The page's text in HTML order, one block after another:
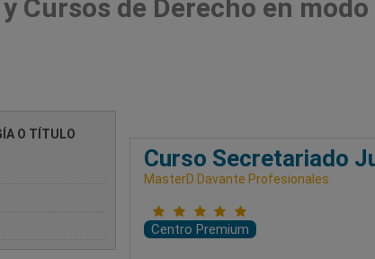
Cursos de Derecho en
O TÍTULO
Curso Secretariado
MasterD Davante Profesionales
Centro Premium